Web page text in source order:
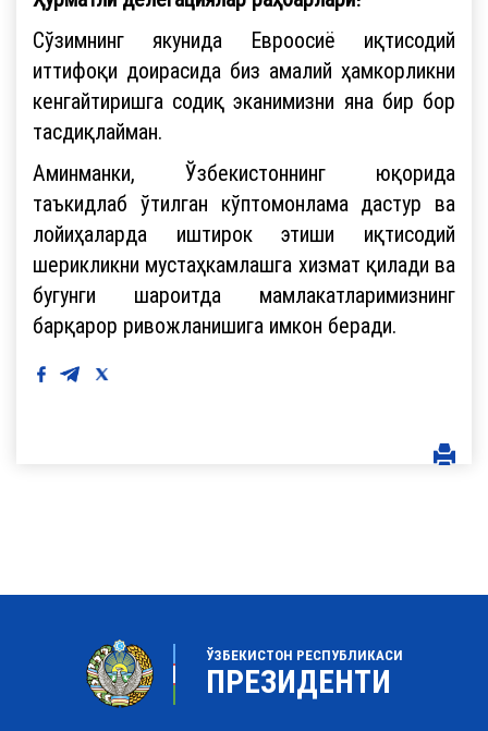
Сўзимнинг якунида Евроосиё иқтисодий
иттифоқи доирасида биз амалий ҳамкорликни
кенгайтиришга содиқ эканимизни яна бир бор
тасдиқлайман.
Аминманки, Ўзбекистоннинг юқорида
таъкидлаб ўтилган кўптомонлама дастур ва
лойиҳаларда иштирок этиши иқтисодий
шерикликни мустаҳкамлашга хизмат қилади ва
бугунги шароитда мамлакатларимизнинг
барқарор ривожланишига имкон беради.
ЎЗБЕКИСТОН РЕСПУБЛИКАСИ
ПРЕЗИДЕНТИ